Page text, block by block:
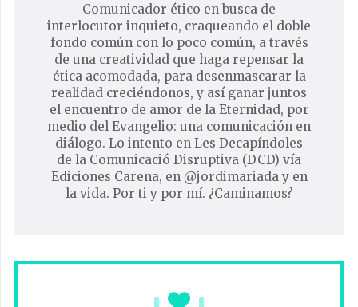
Comunicador ético en busca de
interlocutor inquieto, craqueando el doble
fondo común con lo poco común, a través
de una creatividad que haga repensar la
ética acomodada, para desenmascarar la
realidad creciéndonos, y así ganar juntos
el encuentro de amor de la Eternidad, por
medio del Evangelio: una comunicación en
diálogo. Lo intento en Les Decapíndoles
de la Comunicació Disruptiva (DCD) vía
Ediciones Carena, en @jordimariada y en
la vida. Por ti y por mí. ¿Caminamos?